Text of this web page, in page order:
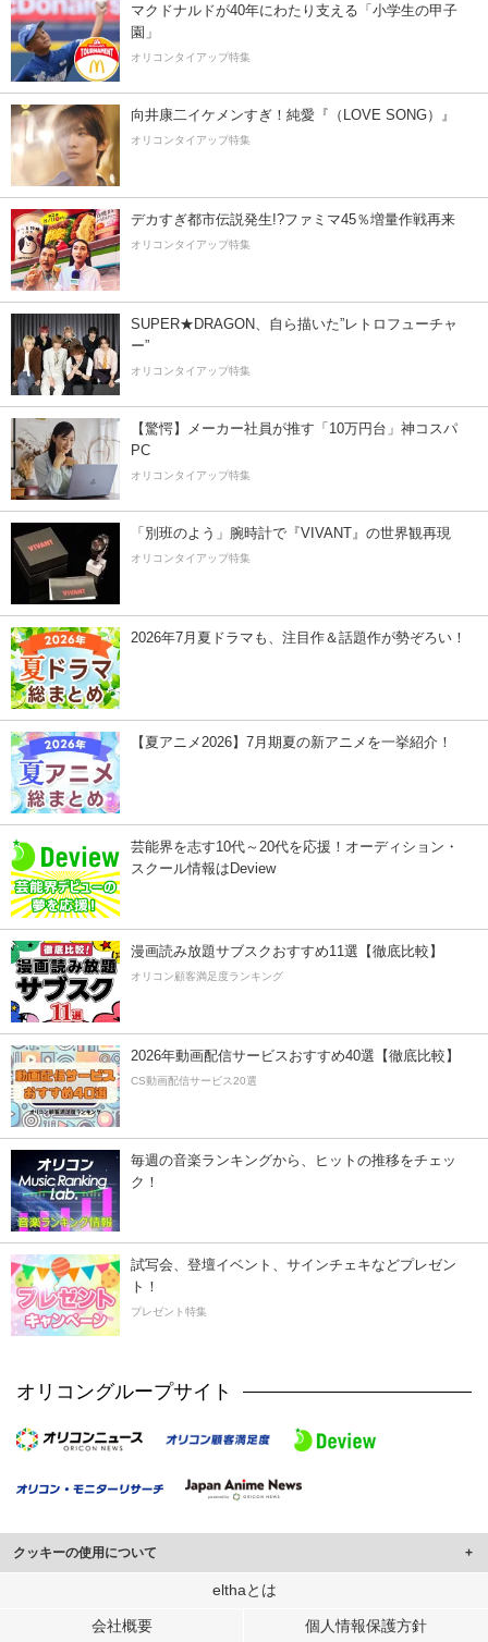
マクドナルドが40年にわたり支える「小学生の甲子
園」
オリコンタイアップ特集
向井康二イケメンすぎ！純愛『（LOVE SONG）』
オリコンタイアップ特集
デカすぎ都市伝説発生!?ファミマ45％増量作戦再来
オリコンタイアップ特集
SUPER★DRAGON、自ら描いた”レトロフューチャ
ー”
オリコンタイアップ特集
【驚愕】メーカー社員が推す「10万円台」神コスパ
PC
オリコンタイアップ特集
「別班のよう」腕時計で『VIVANT』の世界観再現
オリコンタイアップ特集
2026年7月夏ドラマも、注目作＆話題作が勢ぞろい！
【夏アニメ2026】7月期夏の新アニメを一挙紹介！
芸能界を志す10代～20代を応援！オーディション・
スクール情報はDeview
漫画読み放題サブスクおすすめ11選【徹底比較】
オリコン顧客満足度ランキング
2026年動画配信サービスおすすめ40選【徹底比較】
CS動画配信サービス20選
毎週の音楽ランキングから、ヒットの推移をチェッ
ク！
試写会、登壇イベント、サインチェキなどプレゼン
ト！
プレゼント特集
オリコングループサイト
クッキーの使用について
このサイトでは Cookie を使用して、ユーザーに合わせたコンテンツや広告の
行っています。
elthaとは
会社概要 個人情報保護方針